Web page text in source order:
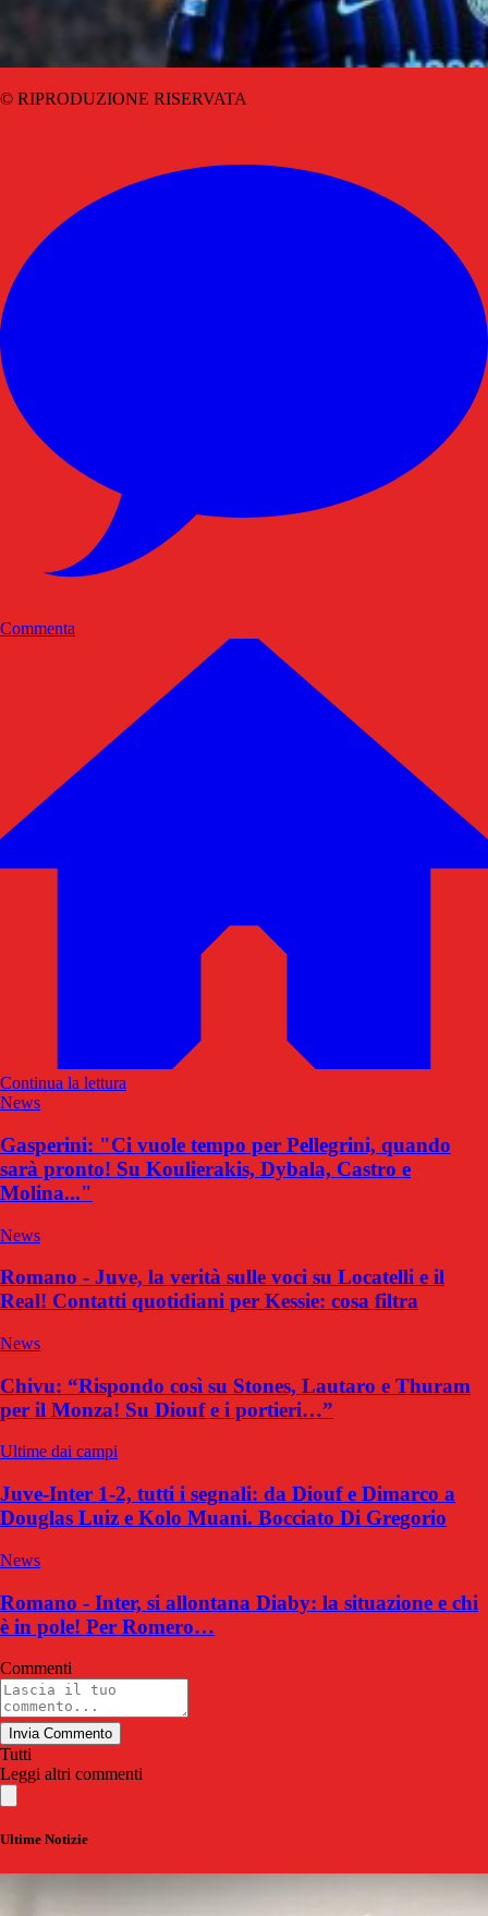
© RIPRODUZIONE RISERVATA
Commenta
Continua la lettura
News
Gasperini: "Ci vuole tempo per Pellegrini, quando
sarà pronto! Su Koulierakis, Dybala, Castro e
Molina..."
News
Romano - Juve, la verità sulle voci su Locatelli e il
Real! Contatti quotidiani per Kessie: cosa filtra
News
Chivu: “Rispondo così su Stones, Lautaro e Thuram
per il Monza! Su Diouf e i portieri…”
Ultime dai campi
Juve-Inter 1-2, tutti i segnali: da Diouf e Dimarco a
Douglas Luiz e Kolo Muani. Bocciato Di Gregorio
News
Romano - Inter, si allontana Diaby: la situazione e chi
è in pole! Per Romero…
Commenti
Invia Commento
Tutti
Leggi altri commenti
Ultime Notizie